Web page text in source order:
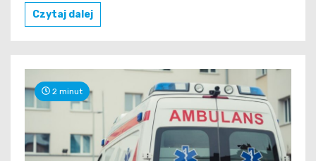
Czytaj dalej
2 minut